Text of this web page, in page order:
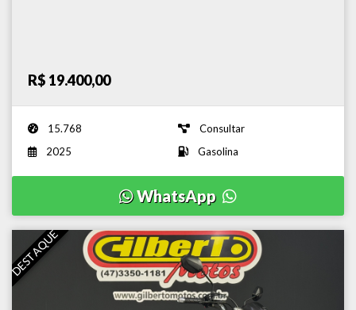
R$ 19.400,00
15.768
Consultar
2025
Gasolina
WhatsApp
DESTAQUE